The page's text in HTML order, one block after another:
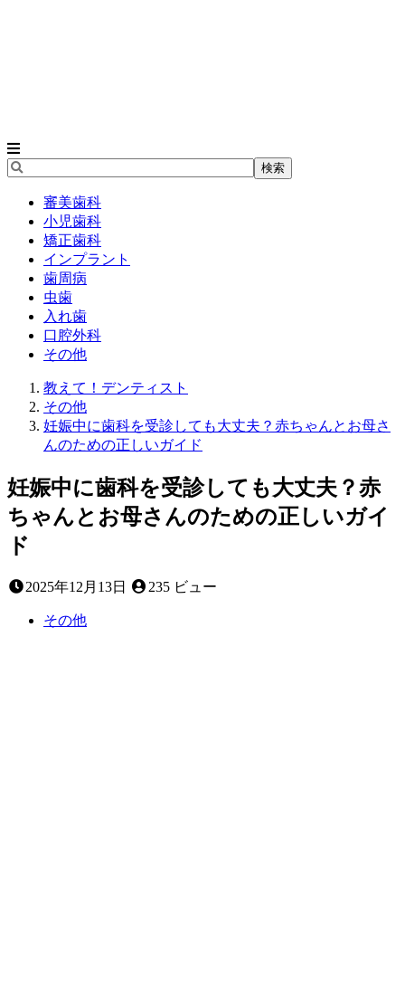
審美歯科
小児歯科
矯正歯科
インプラント
歯周病
虫歯
入れ歯
口腔外科
その他
教えて！デンティスト
その他
妊娠中に歯科を受診しても大丈夫？赤ちゃんとお母さ
んのための正しいガイド
妊娠中に歯科を受診しても大丈夫？赤
ちゃんとお母さんのための正しいガイ
ド
20252025年12月13日 235 ビュー
その他